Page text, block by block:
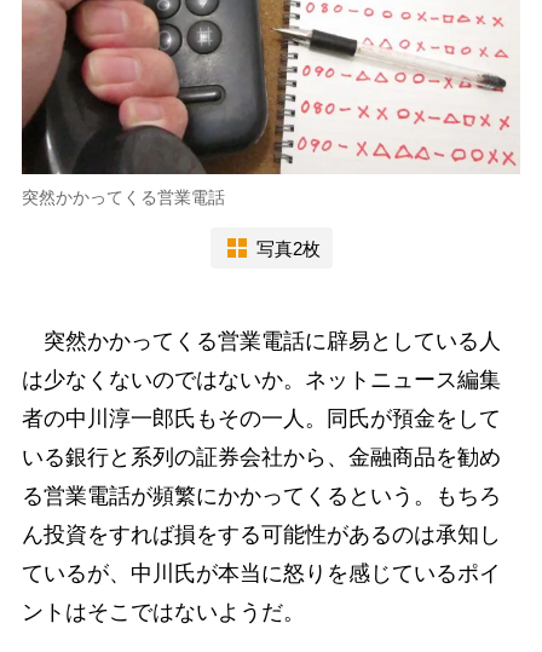
突然かかってくる営業電話
写真2枚
突然かかってくる営業電話に辟易としている人
は少なくないのではないか。ネットニュース編集
者の中川淳一郎氏もその一人。同氏が預金をして
いる銀行と系列の証券会社から、金融商品を勧め
る営業電話が頻繁にかかってくるという。もちろ
ん投資をすれば損をする可能性があるのは承知し
ているが、中川氏が本当に怒りを感じているポイ
ントはそこではないようだ。